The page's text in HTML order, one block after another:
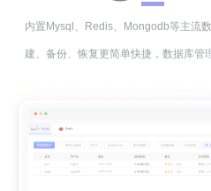
内置Mysql、Redis、Mongodb等主流
建、备份、恢复更简单快捷，数据库管